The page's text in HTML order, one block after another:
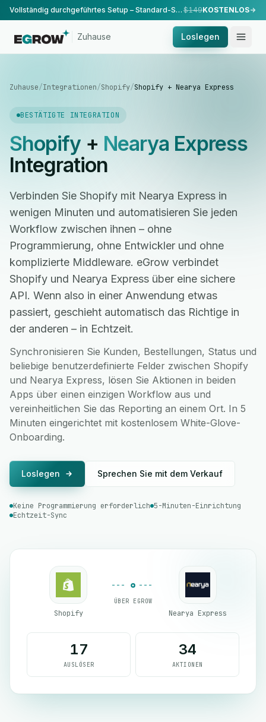
Vollständig durchgeführtes Setup – Standard-Setup, durchgeführt von unserem Team. $149KOSTENLOS
Zuhause Loslegen
Zuhause/Integrationen/Shopify/Shopify + Nearya Express
BESTÄTIGTE INTEGRATION
Shopify+ Nearya Express
Integration
Verbinden Sie Shopify mit Nearya Express in
wenigen Minuten und automatisieren Sie jeden
Workflow zwischen ihnen – ohne
Programmierung, ohne Entwickler und ohne
komplizierte Middleware. eGrow verbindet
Shopify und Nearya Express über eine sichere
API. Wenn also in einer Anwendung etwas
passiert, geschieht automatisch das Richtige in
der anderen – in Echtzeit.
Synchronisieren Sie Kunden, Bestellungen, Status und
beliebige benutzerdefinierte Felder zwischen Shopify
und Nearya Express, lösen Sie Aktionen in beiden
Apps über einen einzigen Workflow aus und
vereinheitlichen Sie das Reporting an einem Ort. In 5
Minuten eingerichtet mit kostenlosem White-Glove-
Onboarding.
Loslegen Sprechen Sie mit dem Verkauf
Keine Programmierung erforderlich 5-Minuten-Einrichtung
Echtzeit-Sync
Shopify
ÜBER EGROW
Nearya Express
17
AUSLÖSER
34
AKTIONEN